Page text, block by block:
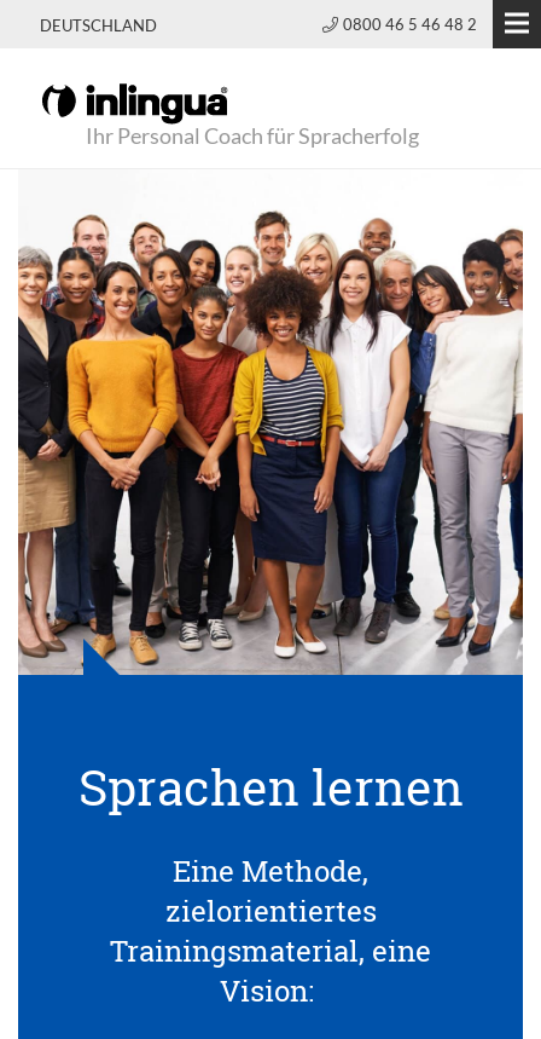
DEUTSCHLAND 0800 46 5 46 48 2
Ihr Personal Coach für Spracherfolg
Sprachen lernen
Eine Methode,
zielorientiertes
Trainingsmaterial, eine
Vision: